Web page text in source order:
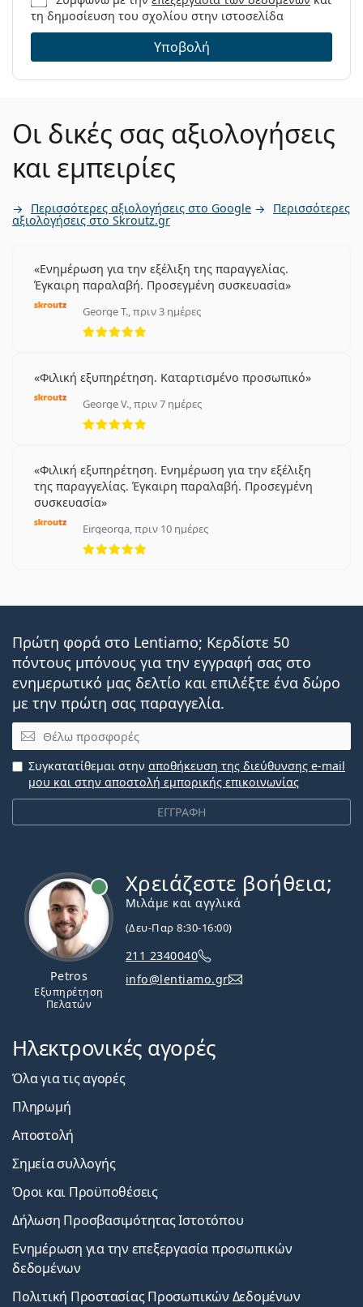
τη δημοσίευση του σχολίου στην ιστοσελίδα
Υποβολή
Οι δικές σας αξιολογήσεις
και εμπειρίες
Περισσότερες αξιολογήσεις στο Google Περισσότερες
αξιολογήσεις στο Skroutz.gr
Ενημέρωση για την εξέλιξη της παραγγελίας.
Έγκαιρη παραλαβή. Προσεγμένη συσκευασία
George T., πριν 3 ημέρες
5 αξιολογήσεις από 5
Φιλική εξυπηρέτηση. Καταρτισμένο προσωπικό
George V., πριν 7 ημέρες
5 αξιολογήσεις από 5
Φιλική εξυπηρέτηση. Ενημέρωση για την εξέλιξη
της παραγγελίας. Έγκαιρη παραλαβή. Προσεγμένη
συσκευασία
Eirgeorga, πριν 10 ημέρες
5 αξιολογήσεις από 5
Πρώτη φορά στο Lentiamo; Κερδίστε 50
πόντους μπόνους για την εγγραφή σας στο
ενημερωτικό μας δελτίο και επιλέξτε ένα δώρο
με την πρώτη σας παραγγελία.
Email
ΕΓΓΡΑΦΗ
Συγκατατίθεμαι στην αποθήκευση της διεύθυνσης e-mail
μου και στην αποστολή εμπορικής επικοινωνίας
Petros
Εξυπηρέτηση
Πελατών
Χρειάζεστε βοήθεια;
Μιλάμε και αγγλικά
(Δευ-Παρ 8:30-16:00)
211 2340040
info@lentiamo.gr
Ηλεκτρονικές αγορές
Όλα για τις αγορές
Πληρωμή
Αποστολή
Σημεία συλλογής
Όροι και Προϋποθέσεις
Δήλωση Προσβασιμότητας Ιστοτόπου
Ενημέρωση για την επεξεργασία προσωπικών
δεδομένων
Πολιτική Προστασίας Προσωπικών Δεδομένων